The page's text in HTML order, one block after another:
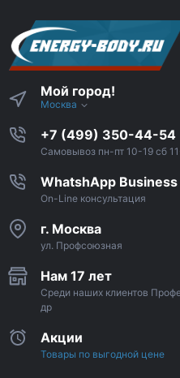
Мой город!
Москва
+7 (499) 350-44-54
Самовывоз пн-пт 10-19 сб
WhatshApp Business
On-Line консультация
г. Москва
ул. Профсоюзная
Нам 17 лет
Среди наших клиентов
др
Акции
Товары по выгодной цене